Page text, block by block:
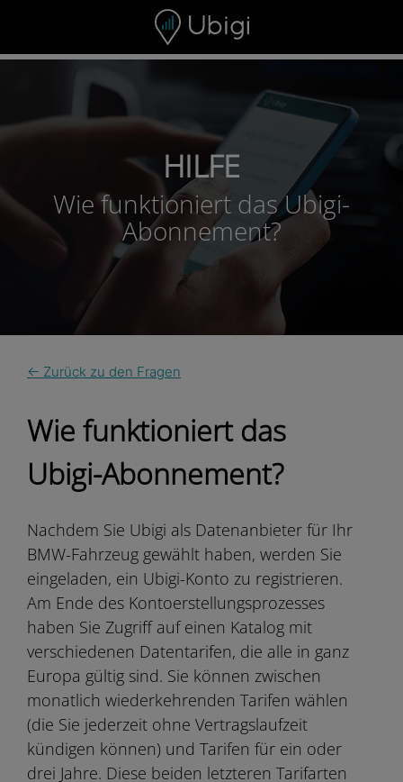
HILFE
Wie funktioniert das Ubigi-
Abonnement?
← Zurück zu den Fragen
Wie funktioniert das
Ubigi-Abonnement?
Nachdem Sie Ubigi als Datenanbieter für Ihr
BMW-Fahrzeug gewählt haben, werden Sie
eingeladen, ein Ubigi-Konto zu registrieren.
Am Ende des Kontoerstellungsprozesses
haben Sie Zugriff auf einen Katalog mit
verschiedenen Datentarifen, die alle in ganz
Europa gültig sind. Sie können zwischen
monatlich wiederkehrenden Tarifen wählen
(die Sie jederzeit ohne Vertragslaufzeit
kündigen können) und Tarifen für ein oder
drei Jahre. Diese beiden letzteren Tarifarten